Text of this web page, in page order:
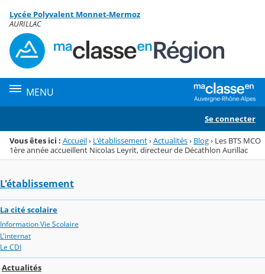
Menu de la rubrique
Contenu
Lycée Polyvalent Monnet-Mermoz
AURILLAC
MENU
Se connecter
Vous êtes ici : Accueil› L'établissement›Actualités› Blog› Les BTS MCO
1ère année accueillent Nicolas Leyrit, directeur de Décathlon Aurillac
L'établissement
La cité scolaire
Information Vie Scolaire
L'internat
Le CDI
Actualités